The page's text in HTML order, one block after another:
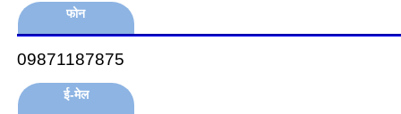
फोन
09871187875
ई-मेल